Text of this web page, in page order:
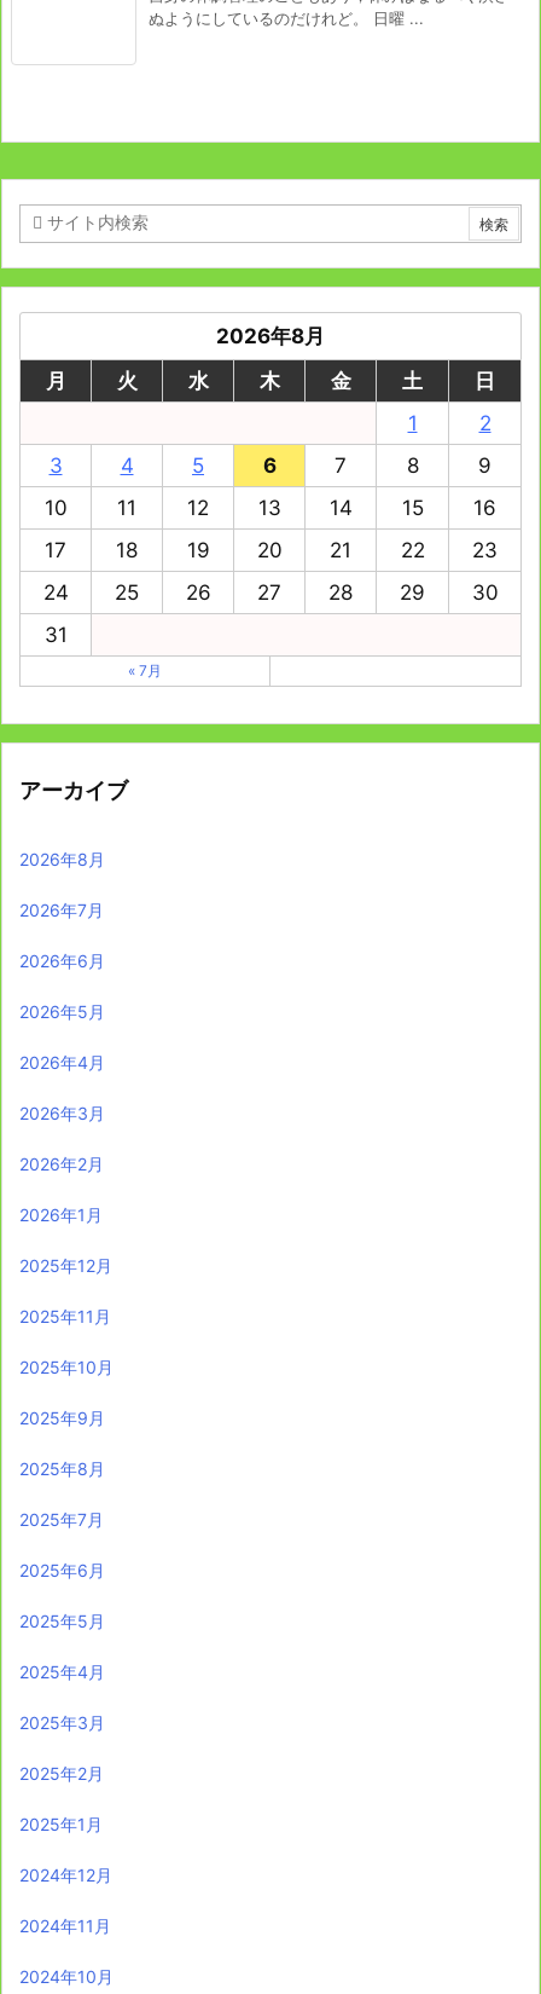
ぬようにしているのだけれど。 日曜 ...
2026年8月
月
火 水 木 金 土
日
1
2
3
4 5 6 7 8
9
10
11 12 13 14 15
16
17
18 19 20 21 22
23
24
25 26 27 28 29
30
31
« 7月
アーカイブ
2026年8月
2026年7月
2026年6月
2026年5月
2026年4月
2026年3月
2026年2月
2026年1月
2025年12月
2025年11月
2025年10月
2025年9月
2025年8月
2025年7月
2025年6月
2025年5月
2025年4月
2025年3月
2025年2月
2025年1月
2024年12月
2024年11月
2024年10月